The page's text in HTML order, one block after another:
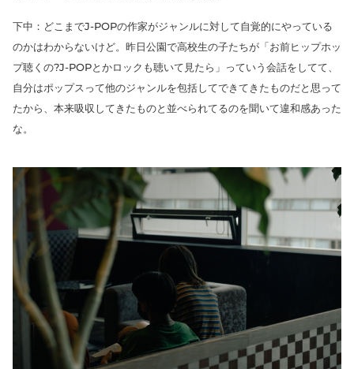
下中：どこまでJ-POPの作家がジャンルに対して自覚的にやっている
のかはわからないけど。昨日公園で高校生の子たちが「お前ヒップホッ
プ聴くの?J-POPとかロックも聴いて見たら」っていう会話をしてて、
自分はポップスって他のジャンルを包括してできてきたものだと思って
たから、本来吸収してきたものと並べられてるのを聞いて違和感あった
な。